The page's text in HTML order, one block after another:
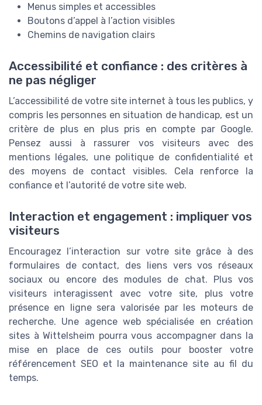
Menus simples et accessibles
Boutons d’appel à l’action visibles
Chemins de navigation clairs
Accessibilité et confiance : des critères à
ne pas négliger
L’accessibilité de votre site internet à tous les publics, y
compris les personnes en situation de handicap, est un
critère de plus en plus pris en compte par Google.
Pensez aussi à rassurer vos visiteurs avec des
mentions légales, une politique de confidentialité et
des moyens de contact visibles. Cela renforce la
confiance et l’autorité de votre site web.
Interaction et engagement : impliquer vos
visiteurs
Encouragez l’interaction sur votre site grâce à des
formulaires de contact, des liens vers vos réseaux
sociaux ou encore des modules de chat. Plus vos
visiteurs interagissent avec votre site, plus votre
présence en ligne sera valorisée par les moteurs de
recherche. Une agence web spécialisée en création
sites à Wittelsheim pourra vous accompagner dans la
mise en place de ces outils pour booster votre
référencement SEO et la maintenance site au fil du
temps.